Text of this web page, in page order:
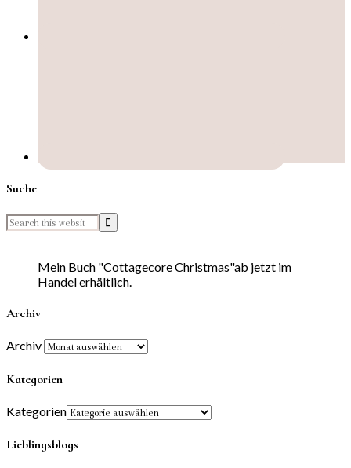
Suche
Mein Buch "Cottagecore Christmas"ab jetzt im
Handel erhältlich.
Archiv
Archiv
Kategorien
Kategorien
Lieblingsblogs